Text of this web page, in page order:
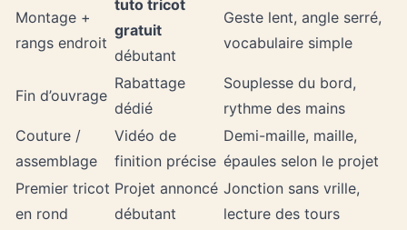
Montage +
rangs endroit
tuto tricot
gratuit
débutant
Geste lent, angle serré,
vocabulaire simple
Fin d’ouvrage
Rabattage
dédié
Souplesse du bord,
rythme des mains
Couture /
assemblage
Vidéo de
finition précise
Demi-maille, maille,
épaules selon le projet
Premier tricot
en rond
Projet annoncé
débutant
Jonction sans vrille,
lecture des tours